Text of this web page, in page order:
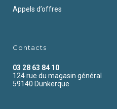
Appels d’offres
Contacts
03 28 63 84 10
124 rue du magasin général
59140 Dunkerque